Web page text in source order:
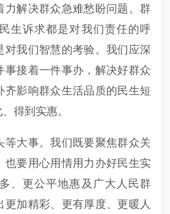
力解决群众急难愁盼问题。群
生诉求都是对我们责任的呼
我们智慧的考验。我们应深
事接着一件事办，解决好群众
影响群众生活品质的民生短
得到实惠。
大事。我们既要聚焦群众关
也要用心用情用力办好民生实
、更公平地惠及广大人民群
加精彩、更有厚度、更暖人